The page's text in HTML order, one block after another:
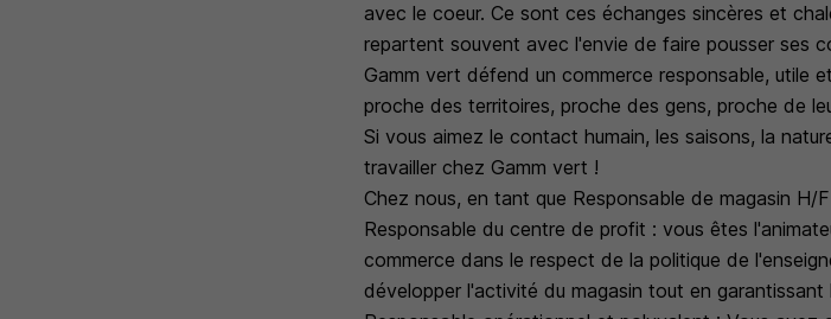
avec le coeur. Ce sont ces échanges sincères et
repartent souvent avec l'envie de faire pousser ses
Gamm vert défend un commerce responsable, utile
proche des territoires, proche des gens, proche de
Si vous aimez le contact humain, les saisons, la
travailler chez Gamm vert !
Chez nous, en tant que Responsable de magasin H/
Responsable du centre de profit : vous êtes
commerce dans le respect de la politique de
développer l'activité du magasin tout en